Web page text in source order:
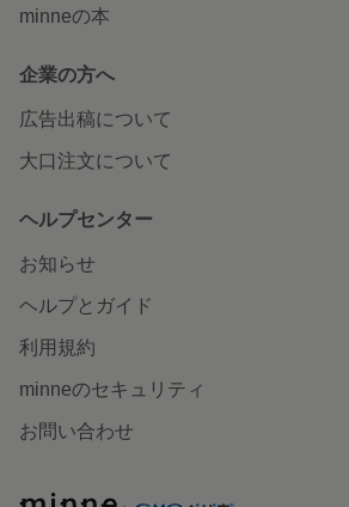
minneの本
企業の方へ
広告出稿について
大口注文について
ヘルプセンター
お知らせ
ヘルプとガイド
利用規約
minneのセキュリティ
お問い合わせ